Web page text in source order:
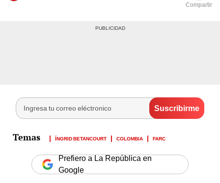
Compartir
ÍNGRID BETANCOURT COLOMBIA FARC
Prefiero a La República en
Google